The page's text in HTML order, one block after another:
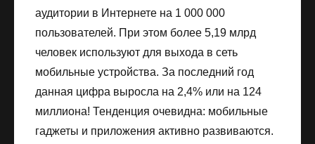
аудитории в Интернете на 1 000 000
пользователей. При этом более 5,19 млрд
человек используют для выхода в сеть
мобильные устройства. За последний год
данная цифра выросла на 2,4% или на 124
миллиона! Тенденция очевидна: мобильные
гаджеты и приложения активно развиваются.